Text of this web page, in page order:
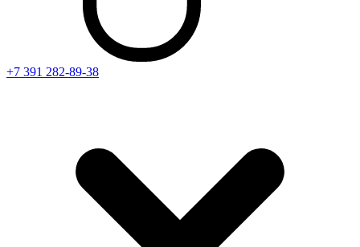
+7 391 282-89-38